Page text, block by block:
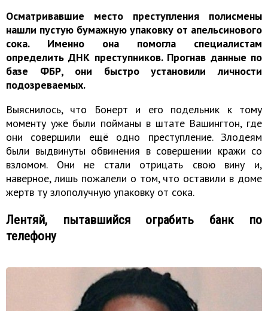
Осматривавшие место преступления полисмены
нашли пустую бумажную упаковку от апельсинового
сока. Именно она помогла специалистам
определить ДНК преступников. Прогнав данные по
базе ФБР, они быстро установили личности
подозреваемых.
Выяснилось, что Бонерт и его подельник к тому
моменту уже были пойманы в штате Вашингтон, где
они совершили ещё одно преступление. Злодеям
были выдвинуты обвинения в совершении кражи со
взломом. Они не стали отрицать свою вину и,
наверное, лишь пожалели о том, что оставили в доме
жертв ту злополучную упаковку от сока.
Лентяй, пытавшийся ограбить банк по
телефону